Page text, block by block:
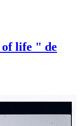
life " de